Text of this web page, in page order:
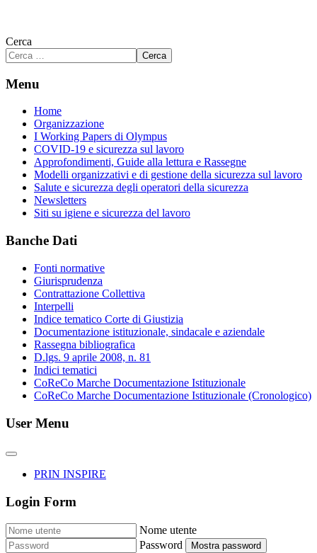
Cerca
Cerca
Menu
Home
Organizzazione
I Working Papers di Olympus
COVID-19 e sicurezza sul lavoro
Approfondimenti, Guide alla lettura e Rassegne
Modelli organizzativi e di gestione della sicurezza sul lavoro
Salute e sicurezza degli operatori della sicurezza
Newsletters
Siti su igiene e sicurezza del lavoro
Banche Dati
Fonti normative
Giurisprudenza
Contrattazione Collettiva
Interpelli
Indice tematico Corte di Giustizia
Documentazione istituzionale, sindacale e aziendale
Rassegna bibliografica
D.lgs. 9 aprile 2008, n. 81
Indici tematici
CoReCo Marche Documentazione Istituzionale
CoReCo Marche Documentazione Istituzionale (Cronologico)
User Menu
PRIN INSPIRE
Login Form
Nome utente
Password
Mostra password